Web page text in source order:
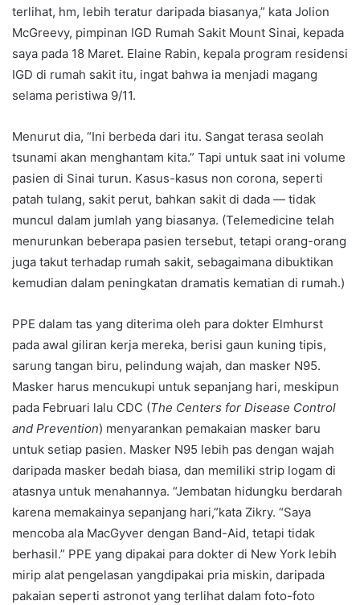
terlihat, hm, lebih teratur daripada biasanya,” kata Jolion
McGreevy, pimpinan IGD Rumah Sakit Mount Sinai, kepada
saya pada 18 Maret. Elaine Rabin, kepala program residensi
IGD di rumah sakit itu, ingat bahwa ia menjadi magang
selama peristiwa 9/11.
Menurut dia, “Ini berbeda dari itu. Sangat terasa seolah
tsunami akan menghantam kita.” Tapi untuk saat ini volume
pasien di Sinai turun. Kasus-kasus non corona, seperti
patah tulang, sakit perut, bahkan sakit di dada — tidak
muncul dalam jumlah yang biasanya. (Telemedicine telah
menurunkan beberapa pasien tersebut, tetapi orang-orang
juga takut terhadap rumah sakit, sebagaimana dibuktikan
kemudian dalam peningkatan dramatis kematian di rumah.)
PPE dalam tas yang diterima oleh para dokter Elmhurst
pada awal giliran kerja mereka, berisi gaun kuning tipis,
sarung tangan biru, pelindung wajah, dan masker N95.
Masker harus mencukupi untuk sepanjang hari, meskipun
pada Februari lalu CDC (The Centers for Disease Control
and Prevention) menyarankan pemakaian masker baru
untuk setiap pasien. Masker N95 lebih pas dengan wajah
daripada masker bedah biasa, dan memiliki strip logam di
atasnya untuk menahannya. “Jembatan hidungku berdarah
karena memakainya sepanjang hari,”kata Zikry. “Saya
mencoba ala MacGyver dengan Band-Aid, tetapi tidak
berhasil.” PPE yang dipakai para dokter di New York lebih
mirip alat pengelasan yangdipakai pria miskin, daripada
pakaian seperti astronot yang terlihat dalam foto-foto